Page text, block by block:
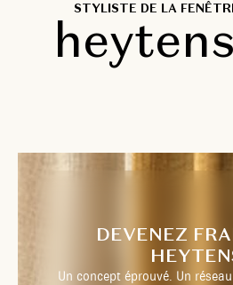
STYLISTE DE LA
DEVENEZ
Un concept éprouvé. Un